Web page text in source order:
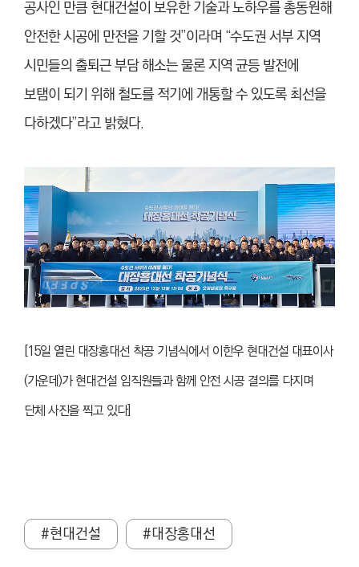
공사인 만큼 현대건설이 보유한 기술과 노하우를 총동원해
안전한 시공에 만전을 기할 것”이라며 “수도권 서부 지역
시민들의 출퇴근 부담 해소는 물론 지역 균등 발전에
보탬이 되기 위해 철도를 적기에 개통할 수 있도록 최선을
다하겠다”라고 밝혔다.
[15일 열린 대장홍대선 착공 기념식에서 이한우 현대건설 대표이사
(가운데)가 현대건설 임직원들과 함께 안전 시공 결의를 다지며
단체 사진을 찍고 있다]
#현대건설 #대장홍대선